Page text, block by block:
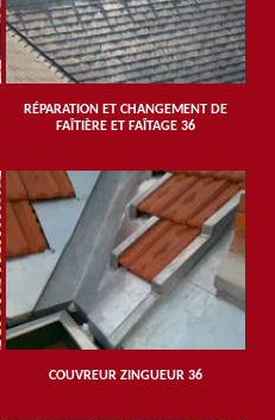
RÉPARATION ET CHANGEMENT DE
FAÎTIÈRE ET FAÎTAGE 36
COUVREUR ZINGUEUR 36